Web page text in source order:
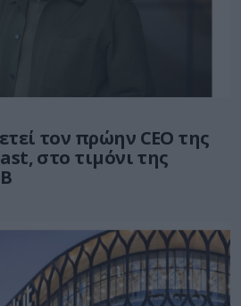
τον πρώην CEO της
στο τιμόνι της